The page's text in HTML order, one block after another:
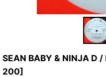
SEAN BABY & NINJA D /
200]